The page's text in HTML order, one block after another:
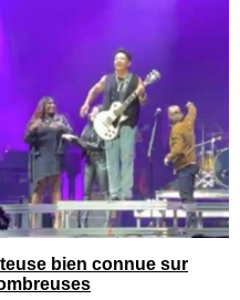
bien connue sur